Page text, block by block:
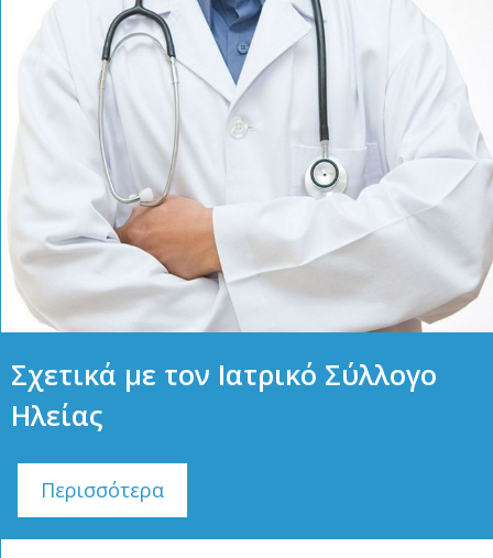
Σχετικά με τον Ιατρικό Σύλλογο
Ηλείας
Περισσότερα